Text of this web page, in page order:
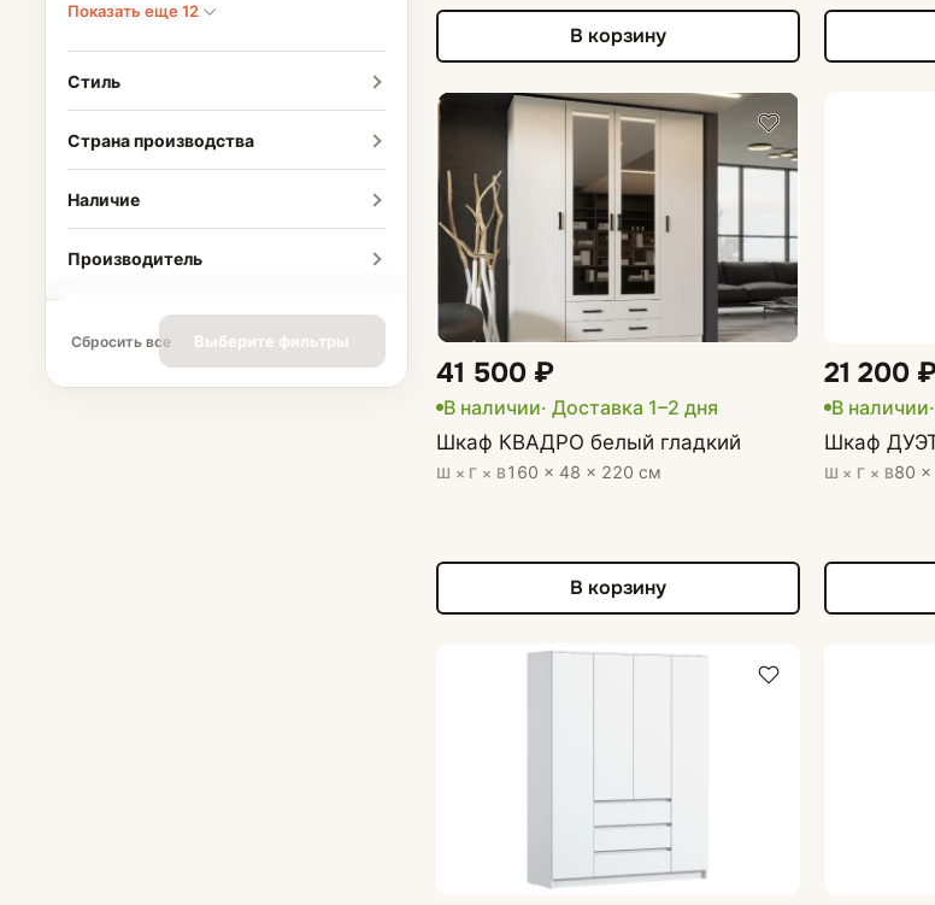
Показать еще 12
Стиль
Страна производства
Наличие
Производитель
Сбросить все Выберите фильтры
В корзину
41 500 ₽
В наличии· Доставка 1–2 дня
Шкаф КВАДРО белый гладкий
Ш × Г × В160 × 48 × 220 см
В корзину
21 200
В наличии
Шкаф
Ш × Г × В80 ×